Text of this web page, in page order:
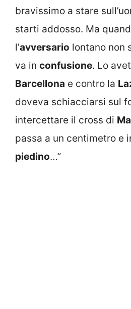
bravissimo a stare
starti addosso. Ma
l’avversario lontano non
va in confusione. Lo
Barcellona e contro la
doveva schiacciarsi sul
intercettare il cross di
passa a un centimetro e
piedino…”